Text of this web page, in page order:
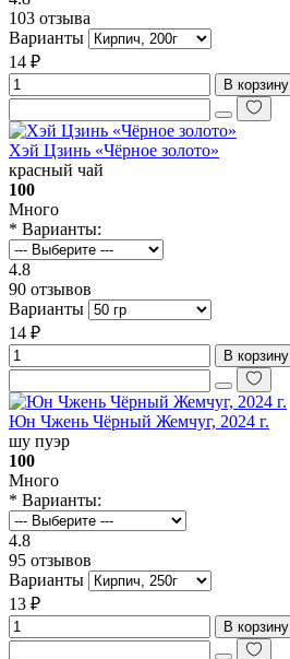
103 отзыва
Варианты
14 ₽
В корзину
Хэй Цзинь «Чёрное золото»
красный чай
100
Много
* Варианты:
4.8
90 отзывов
Варианты
14 ₽
В корзину
Юн Чжень Чёрный Жемчуг, 2024 г.
шу пуэр
100
Много
* Варианты:
4.8
95 отзывов
Варианты
13 ₽
В корзину